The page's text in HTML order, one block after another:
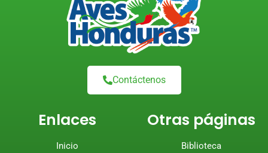
Contáctenos
Enlaces
Inicio
Otras páginas
Biblioteca